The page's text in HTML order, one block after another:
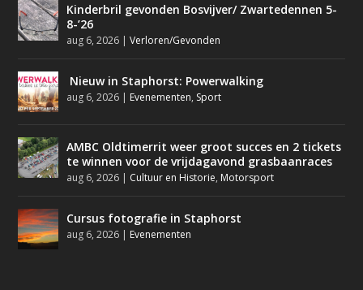
Kinderbril gevonden Bosvijver/ Zwartedennen 5-
8-’26
aug 6, 2026 |Verloren/Gevonden
Nieuw in Staphorst: Powerwalking
aug 6, 2026 | Evenementen, Sport
AMBC Oldtimerrit weer groot succes en 2 tickets
te winnen voor de vrijdagavond grasbaanraces
aug 6, 2026 | Cultuur en Historie, Motorsport
Cursus fotografie in Staphorst
aug 6, 2026 | Evenementen